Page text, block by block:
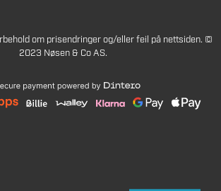
om prisendringer og/eller feil på nettsiden. ©
2023 Nøsen & Co AS.